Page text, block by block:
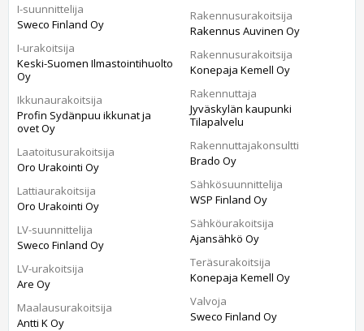
I-suunnittelija
Sweco Finland Oy
I-urakoitsija
Keski-Suomen Ilmastointihuolto
Oy
Ikkunaurakoitsija
Profin Sydänpuu ikkunat ja
ovet Oy
Laatoitusurakoitsija
Oro Urakointi Oy
Lattiaurakoitsija
Oro Urakointi Oy
LV-suunnittelija
Sweco Finland Oy
LV-urakoitsija
Are Oy
Maalausurakoitsija
Antti K Oy
Rakennusurakoitsija
Rakennus Auvinen Oy
Rakennusurakoitsija
Konepaja Kemell Oy
Rakennuttaja
Jyväskylän kaupunki
Tilapalvelu
Rakennuttajakonsultti
Brado Oy
Sähkösuunnittelija
WSP Finland Oy
Sähköurakoitsija
Ajansähkö Oy
Teräsurakoitsija
Konepaja Kemell Oy
Valvoja
Sweco Finland Oy